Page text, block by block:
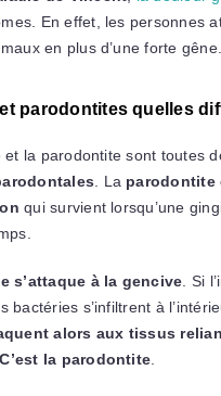
En effet, les personnes
en plus d’une forte gêne.
parodontites quelles
et la parodontite sont toutes
. La parodontite
qui survient lorsqu’une
s’attaque à la gencive . Si
bactéries s’infiltrent à
alors aux tissus
la parodontite